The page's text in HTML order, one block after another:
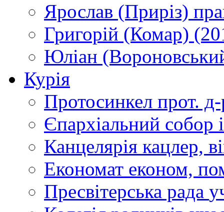
Ярослав (Приріз)
Григорій (Комар)
Юліан
Курія
Протосинкел прот.
Єпархіальний собор
Канцелярія кацлер,
Економат економ,
Пресвітерська рада